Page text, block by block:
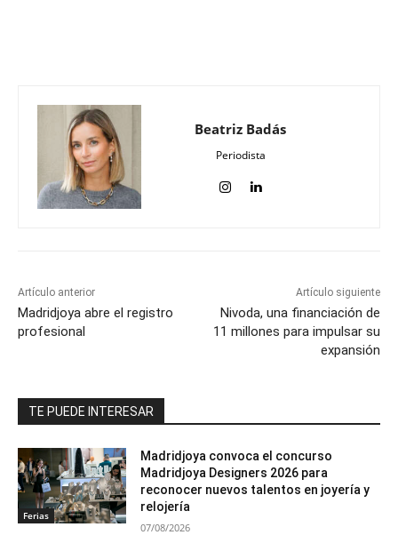
Beatriz Badás
Periodista
Artículo anterior
Madridjoya abre el registro
profesional
Artículo siguiente
Nivoda, una financiación de
11 millones para impulsar su
expansión
TE PUEDE INTERESAR
Ferias
Madridjoya convoca el concurso
Madridjoya Designers 2026 para
reconocer nuevos talentos en joyería y
relojería
07/08/2026